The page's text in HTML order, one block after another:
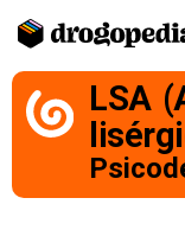
LSA